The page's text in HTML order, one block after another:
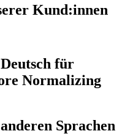
Kund:innen
für
Normalizing
Sprachen